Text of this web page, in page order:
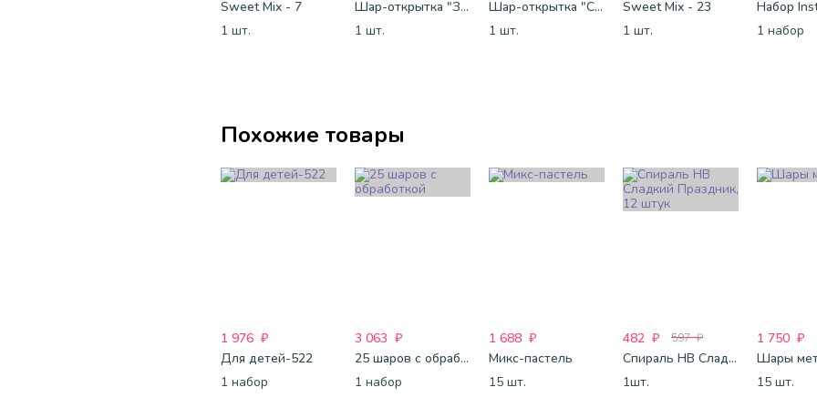
Sweet Mix - 7
1 шт.
Шар-открытка "Звезда" (45 см) - 1
1 шт.
Шар-открытка "Сердце" (45 см) - 2
1 шт.
Sweet Mix - 23
1 шт.
1 набор
Похожие товары
1 976 ₽
Для детей-522
1 набор
3 063 ₽
25 шаров с обработкой
1 набор
1 688 ₽
Микс-пастель
15 шт.
482 ₽ 597 ₽
Спираль HB Сладкий Праздник, 12 штук
1шт.
1 750 ₽
Шары
15 шт.